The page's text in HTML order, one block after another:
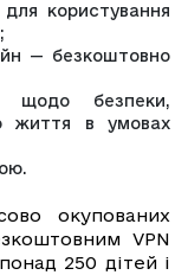
користування
— безкоштовно
щодо безпеки,
життя в умовах
окупованих
VPN
250 дітей і